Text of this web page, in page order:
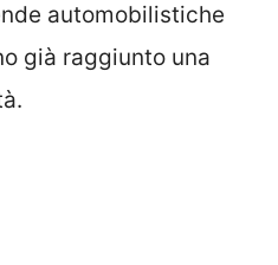
automobilistiche
già raggiunto una